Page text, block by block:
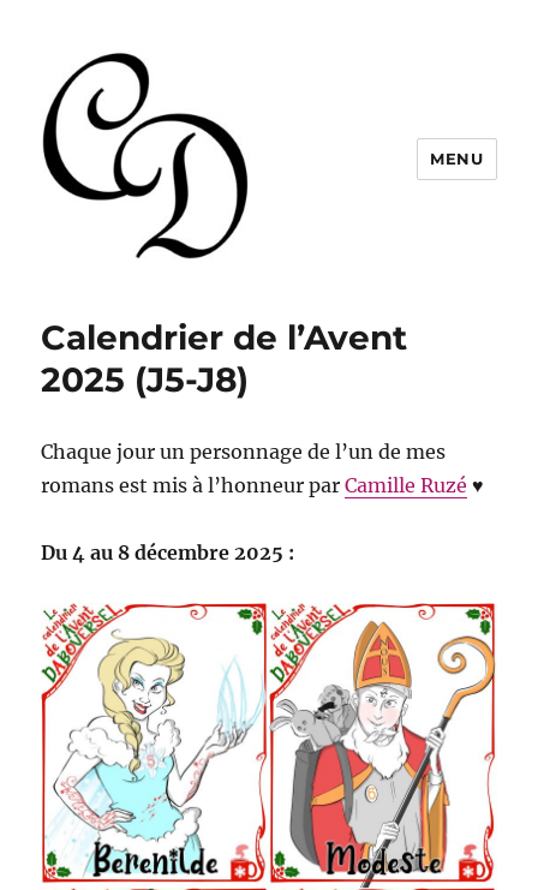
MENU
Calendrier de l’Avent
2025 (J5-J8)
Chaque jour un personnage de l’un de mes
romans est mis à l’honneur parCamille Ruzé ♥
Du 4 au 8 décembre 2025 :